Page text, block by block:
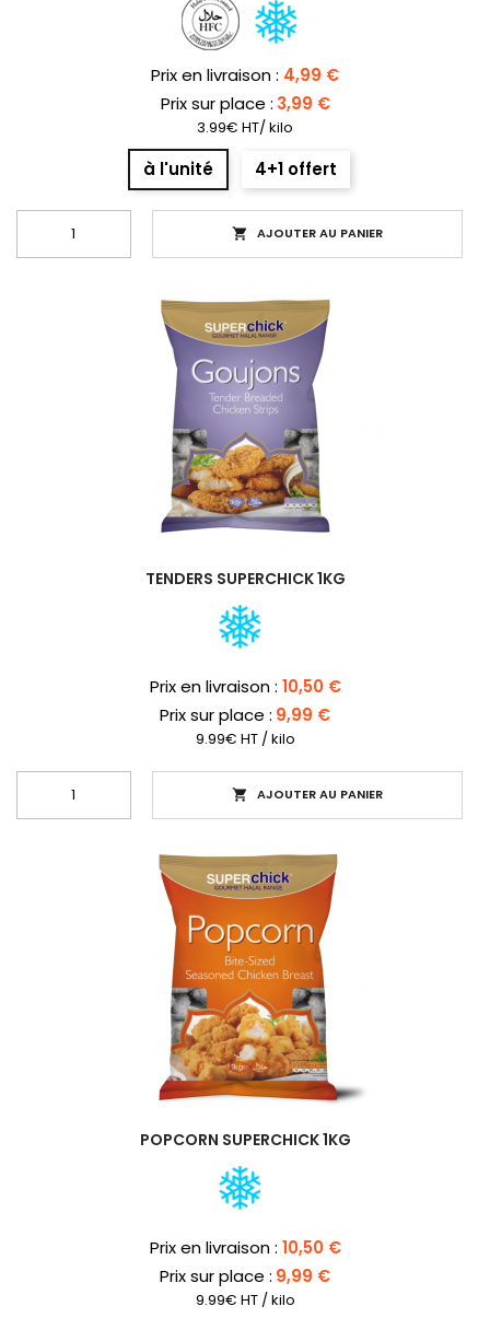
Prix
Prix en livraison : 4,99 €
Prix sur place : 3,99 €
3.99€ HT/ kilo
à l'unité 4+1 offert
 AJOUTER AU PANIER
TENDERS SUPERCHICK 1KG
Prix
Prix en livraison : 10,50 €
Prix sur place : 9,99 €
9.99€ HT / kilo
 AJOUTER AU PANIER
POPCORN SUPERCHICK 1KG
Prix
Prix en livraison : 10,50 €
Prix sur place : 9,99 €
9.99€ HT / kilo